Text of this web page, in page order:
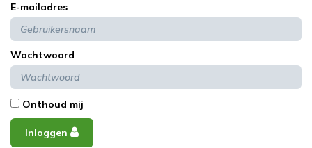
E-mailadres
Wachtwoord
Onthoud mij
Inloggen